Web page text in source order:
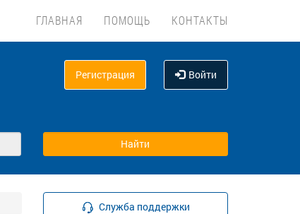
ГЛАВНАЯ ПОМОЩЬ КОНТАКТЫ
Регистрация Войти
Служба поддержки